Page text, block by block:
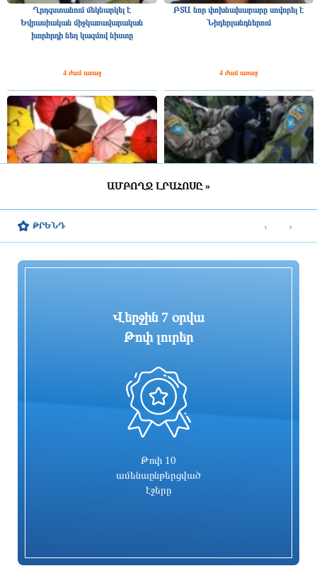
Ղրղզստանում մեկնարկել է
Եվրասիական միջկառավարական
խորհրդի նեղ կազմով նիստը
4 ժամ առաջ
ԲՏԱ նոր փոխնախարարը սովորել է
Նիդերլանդներում
4 ժամ առաջ
հնարավոր է կարկուտ
ամենամեծը մի քանի տասնամյակի
ընթացքում
«ՑԱՅԳ» հեռուստաընկերությունն
իրականացնում է «Շիրակցու խոսք»
Հիմնանորոգվում է Սևան-Մարտունի-
ավտոճանապարհի մի հատվածը
ԱՄԲՈՂՋ ԼՐԱՀՈՍԸ »
ԹՐԵՆԴ
Վերջին 7 օրվա
Թոփ լուրեր
Թոփ 10
ամենաընթերցված
էջերը
‹ ›